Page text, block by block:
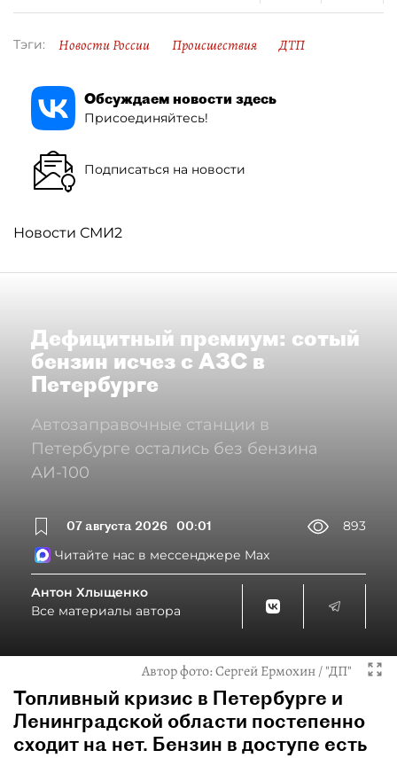
Тэги: Новости России Происшествия ДТП
Обсуждаем новости здесь
Присоединяйтесь!
Подписаться на новости
Новости СМИ2
Дефицитный премиум: сотый
бензин исчез с АЗС в
Петербурге
Автозаправочные станции в
Петербурге остались без бензина
АИ-100
07 августа 2026 00:01
893
Читайте нас в мессенджере Max
Антон Хлыщенко
Все материалы автора
Автор фото:Сергей Ермохин / "ДП"
Топливный кризис в Петербурге и
Ленинградской области постепенно
сходит на нет. Бензин в доступе есть